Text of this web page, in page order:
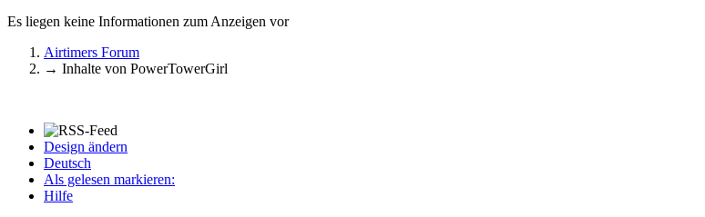
Es liegen keine Informationen zum Anzeigen vor
Airtimers Forum
→ Inhalte von PowerTowerGirl
Design ändern
Deutsch
Als gelesen markieren:
Hilfe